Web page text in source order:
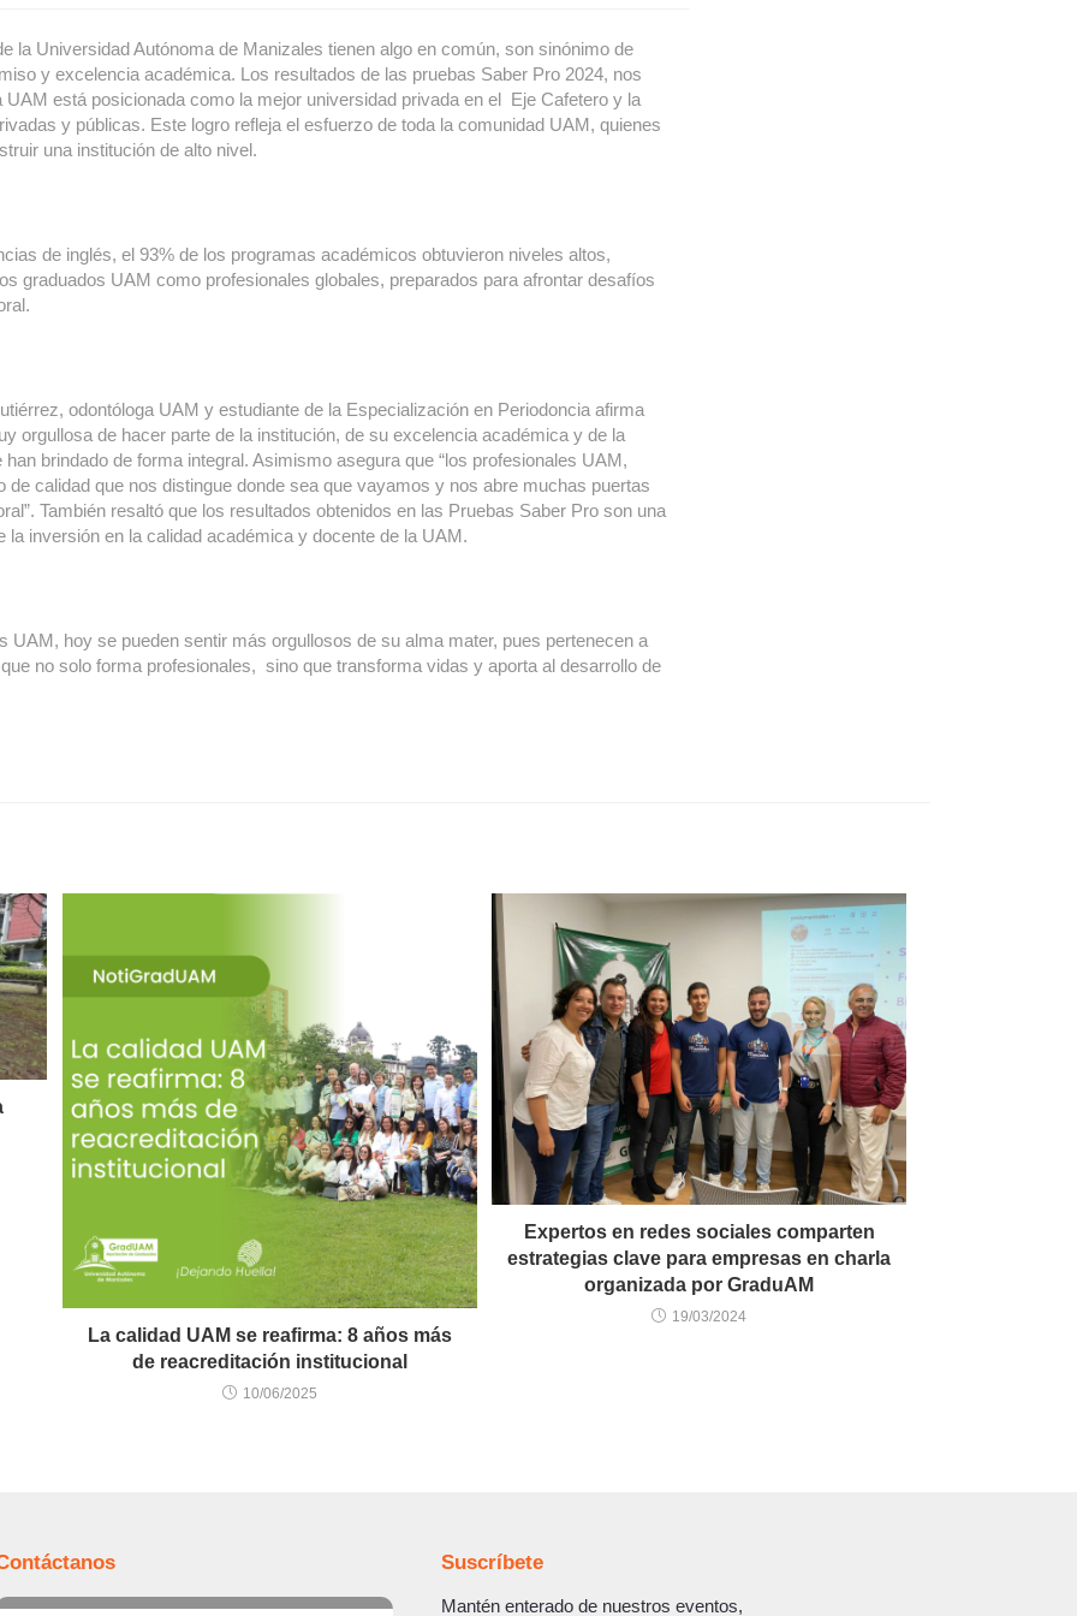
la Universidad Autónoma de Manizales tienen algo en común, son sinónimo de
y excelencia académica. Los resultados de las pruebas Saber Pro 2024, nos
UAM está posicionada como la mejor universidad privada en el Eje Cafetero y la
y públicas. Este logro refleja el esfuerzo de toda la comunidad UAM, quienes
una institución de alto nivel.
de inglés, el 93% de los programas académicos obtuvieron niveles altos,
graduados UAM como profesionales globales, preparados para afrontar desafíos
odontóloga UAM y estudiante de la Especialización en Periodoncia afirma
orgullosa de hacer parte de la institución, de su excelencia académica y de la
han brindado de forma integral. Asimismo asegura que “los profesionales UAM,
de calidad que nos distingue donde sea que vayamos y nos abre muchas puertas
También resaltó que los resultados obtenidos en las Pruebas Saber Pro son una
la inversión en la calidad académica y docente de la UAM.
UAM, hoy se pueden sentir más orgullosos de su alma mater, pues pertenecen a
no solo forma profesionales, sino que transforma vidas y aporta al desarrollo de
La calidad UAM se reafirma: 8 años más
de reacreditación institucional
10/06/2025
Expertos en redes sociales comparten
estrategias clave para empresas en charla
organizada por GraduAM
19/03/2024
Suscríbete
Mantén enterado de nuestros eventos,